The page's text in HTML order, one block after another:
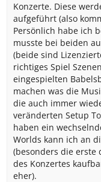
Konzerte. Diese
aufgeführt (also
Persönlich habe ich
musste bei beiden
(beide sind
richtiges Spiel
eingespielten
machen was die
die auch immer
veränderten Setup
haben ein
Worlds kann ich an
(besonders die erste
des Konzertes
eher).